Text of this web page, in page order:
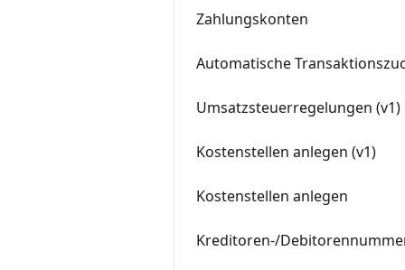
Zahlungskonten
Automatische
Umsatzsteuerregelungen (v1)
Kostenstellen anlegen (v1)
Kostenstellen anlegen
Kreditoren-/